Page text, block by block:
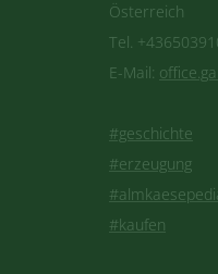
Österreich
Tel.
E-Mail:
#geschichte
#erzeugung
#kaufen